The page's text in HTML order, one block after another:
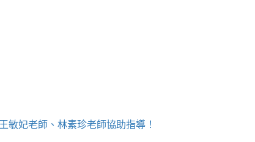
妃老師、林素珍老師協助指導！